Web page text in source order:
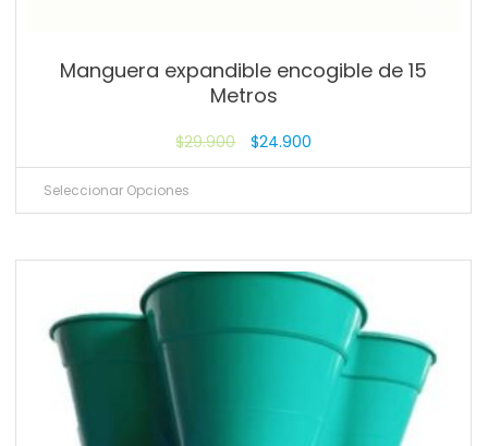
Manguera expandible encogible de 15
Metros
$29.900 $24.900
Seleccionar Opciones